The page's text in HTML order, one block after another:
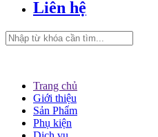
Liên hệ
Trang chủ
Giới thiệu
Sản Phẩm
Phụ kiện